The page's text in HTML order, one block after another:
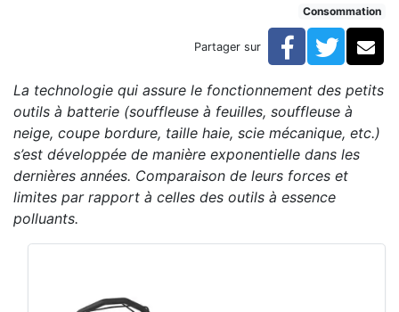
Outils à essence ou électriques : lesquels choisir?
Consommation
Partager sur Facebook
La technologie qui assure le fonctionnement des petits
outils à batterie (souffleuse à feuilles, souffleuse à
neige, coupe bordure, taille haie, scie mécanique, etc.)
s’est développée de manière exponentielle dans les
dernières années. Comparaison de leurs forces et
limites par rapport à celles des outils à essence
polluants.